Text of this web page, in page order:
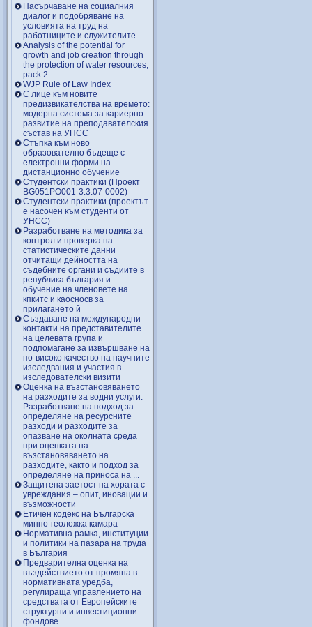
Насърчаване на социалния
диалог и подобряване на
условията на труд на
работниците и служителите
Analysis of the potential for
growth and job creation through
the protection of water resources,
pack 2
WJP Rule of Law Index
С лице към новите
предизвикателства на времето:
модерна система за кариерно
развитие на преподавателския
състав на УНСС
Стъпка към ново
образователно бъдеще с
електронни форми на
дистанционно обучение
Студентски практики (Проект
BG051PO001-3.3.07-0002)
Студентски практики (проектът
е насочен към студенти от
УНСС)
Разработване на методика за
контрол и проверка на
статистическите данни
отчитащи дейността на
съдебните органи и съдиите в
република българия и
обучение на членовете на
кпкитс и каосносв за
прилагането й
Създаване на международни
контакти на представителите
на целевата група и
подпомагане за извършване на
по-високо качество на научните
изследвания и участия в
изследователски визити
Оценка на възстановяването
на разходите за водни услуги.
Разработване на подход за
определяне на ресурсните
разходи и разходите за
опазване на околната среда
при оценката на
възстановяването на
разходите, както и подход за
определяне на приноса на ...
Защитена заетост на хората с
увреждания – опит, иновации и
възможности
Етичен кодекс на Българска
минно-геоложка камара
Нормативна рамка, институции
и политики на пазара на труда
в България
Предварителна оценка на
въздействието от промяна в
нормативната уредба,
регулираща управлението на
средствата от Европейските
структурни и инвестиционни
фондове